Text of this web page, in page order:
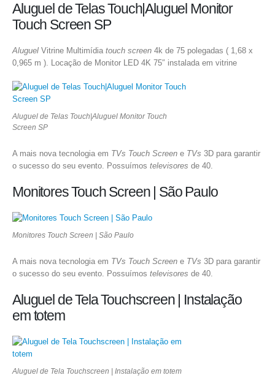
Aluguel de Telas Touch|Aluguel Monitor
Touch Screen SP
Aluguel Vitrine Multimídia touch screen 4k de 75 polegadas ( 1,68 x
0,965 m ). Locação de Monitor LED 4K 75″ instalada em vitrine
Aluguel de Telas Touch|Aluguel Monitor Touch
Screen SP
A mais nova tecnologia em TVs Touch Screen e TVs 3D para garantir
o sucesso do seu evento. Possuímos televisores de 40.
Monitores Touch Screen | São Paulo
Monitores Touch Screen | São Paulo
A mais nova tecnologia em TVs Touch Screen e TVs 3D para garantir
o sucesso do seu evento. Possuímos televisores de 40.
Aluguel de Tela Touchscreen | Instalação
em totem
Aluguel de Tela Touchscreen | Instalação em totem